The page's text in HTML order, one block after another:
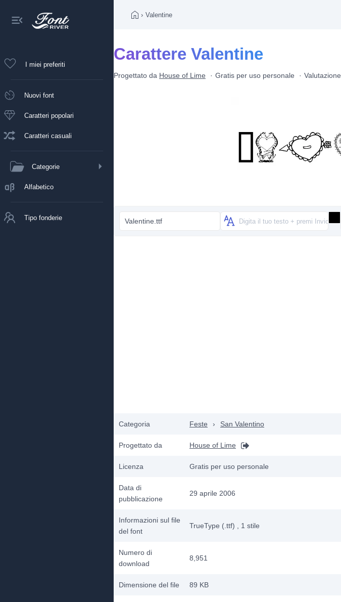
I miei preferiti
Nuovi font
Caratteri popolari
Caratteri casuali
Categorie
Alfabetico
Tipo fonderie
› Valentine
Carattere Valentine
Progettato da House of Lime Gratis per uso personale Valutazione
Valentine.ttf
Categoria Feste › San Valentino
Progettato da House of Lime
Licenza Gratis per uso personale
Data di
pubblicazione
29 aprile 2006
Informazioni sul file
del font
TrueType (.ttf) , 1 stile
Numero di
download
8,951
Dimensione del file 89 KB